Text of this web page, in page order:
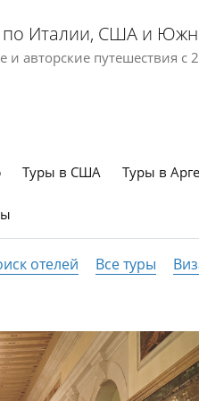
по Италии, США и
авторские путешествия с
Туры в США Туры в
отелей Все туры